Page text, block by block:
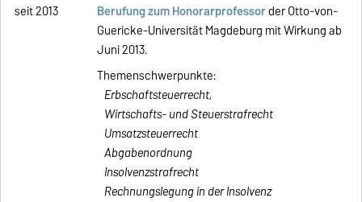
seit 2013
Berufung zum Honorarprofessorder Otto-von-
Guericke-Universität Magdeburg mit Wirkung ab
Juni 2013.
Themenschwerpunkte:
Erbschaftsteuerrecht,
Wirtschafts- und Steuerstrafrecht
Umsatzsteuerrecht
Abgabenordnung
Insolvenzstrafrecht
Rechnungslegung in der Insolvenz